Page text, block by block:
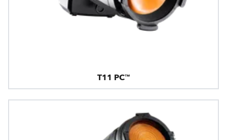
T11 PC™